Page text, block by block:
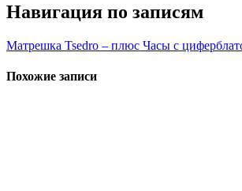
Навигация по записям
Матрешка Tsedro – плюс Часы с
Похожие записи